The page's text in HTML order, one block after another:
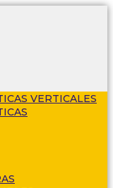
VERTICALES